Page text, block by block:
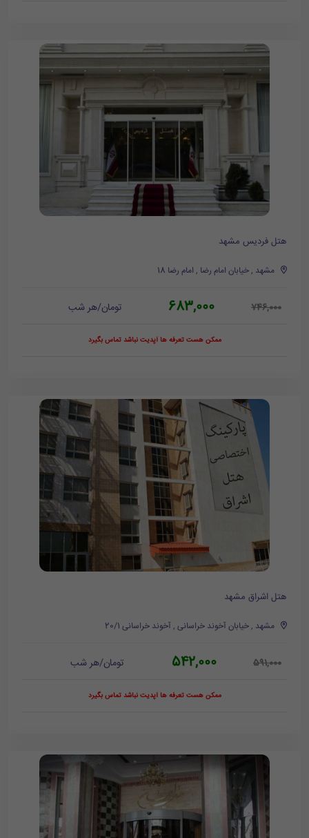
هتل فردیس مشهد
مشهد , خیابان امام رضا , امام رضا 18
746,000
683,000 تومان/هر شب
ممکن هست تعرفه ها آپدیت نباشد تماس بگیرد
هتل اشراق مشهد
مشهد , خیابان آخوند خراسانی , آخوند خراسانی 20/1
591,000
542,000 تومان/هر شب
ممکن هست تعرفه ها آپدیت نباشد تماس بگیرد